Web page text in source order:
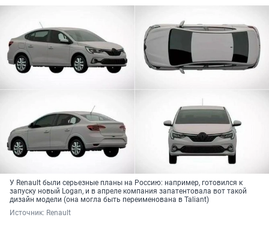
У Renault были серьезные планы на Россию: например, готовился к
запуску новый Logan, и в апреле компания запатентовала вот такой
дизайн модели (она могла быть переименована в Taliant)
Источник: Renault